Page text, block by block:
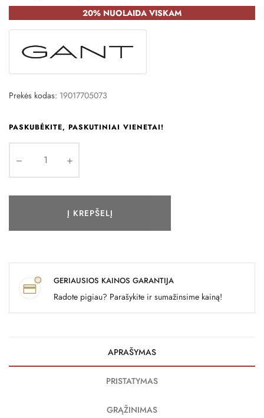
20% NUOLAIDA VISKAM
Prekės kodas: 19017705073
PASKUBĖKITE, PASKUTINIAI VIENETAI!
Į KREPŠELĮ
GERIAUSIOS KAINOS GARANTIJA
Radote pigiau? Parašykite ir sumažinsime kainą!
APRAŠYMAS
PRISTATYMAS
GRĄŽINIMAS